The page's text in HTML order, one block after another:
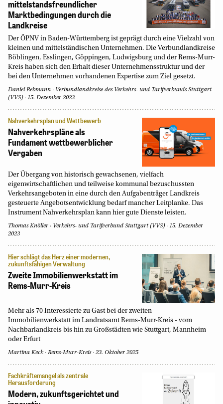
mittelstandsfreundlicher
Marktbedingungen durch die
Landkreise
Der ÖPNV in Baden-Württemberg ist geprägt durch eine Vielzahl von
kleinen und mittelständischen Unternehmen. Die Verbundlandkreise
Böblingen, Esslingen, Göppingen, Ludwigsburg und der Rems-Murr-
Kreis haben sich den Erhalt dieser Unternehmensstruktur und der
bei den Unternehmen vorhandenen Expertise zum Ziel gesetzt.
Daniel Rebmann
Verbundlandkreise des Verkehrs- und Tarifverbunds Stuttgart
(VVS)
15. Dezember 2023
Nahverkehrsplan und Wettbewerb
Nahverkehrspläne als
Fundament wettbewerblicher
Vergaben
Der Übergang von historisch gewachsenen, vielfach
eigenwirtschaftlichen und teilweise kommunal bezuschussten
Verkehrsangeboten in eine durch den Aufgabenträger Landkreis
gesteuerte Angebotsentwicklung bedarf mancher Leitplanke. Das
Instrument Nahverkehrsplan kann hier gute Dienste leisten.
Thomas Knöller Verkehrs- und Tarifverbund Stuttgart (VVS)
15. Dezember
2023
Hier schlägt das Herz einer modernen,
zukunftsfähigen Verwaltung
Zweite Immobilienwerkstatt im
Rems-Murr-Kreis
Mehr als 70 Interessierte zu Gast bei der zweiten
Immobilienwerkstatt im Landratsamt Rems-Murr-Kreis - vom
Nachbarlandkreis bis hin zu Großstädten wie Stuttgart, Mannheim
oder Erfurt
Martina Keck Rems-Murr-Kreis 23. Oktober 2025
Fachkräftemangel als zentrale
Herausforderung
Modern, zukunftsgerichtet und